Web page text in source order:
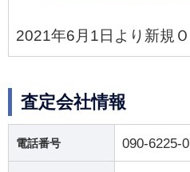
2021年6月1日より新規
査定会社情報
電話番号 090-6225-